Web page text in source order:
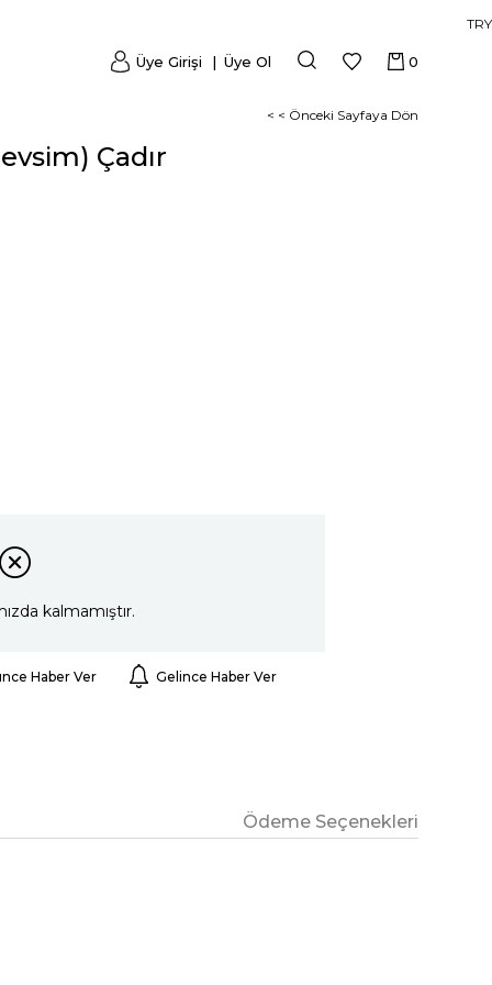
TRY
0
Üye Girişi Üye Ol
< < Önceki Sayfaya Dön
Çadır
kalmamıştır.
Haber Ver Gelince Haber Ver
Ödeme Seçenekleri